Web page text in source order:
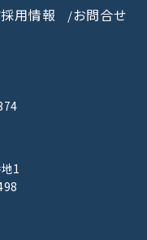
採用情報 お問合せ
1